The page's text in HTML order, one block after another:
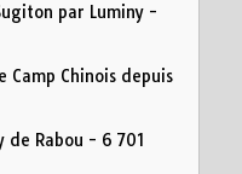
par Luminy-
Camp Chinois depuis
de Rabou - 6 701